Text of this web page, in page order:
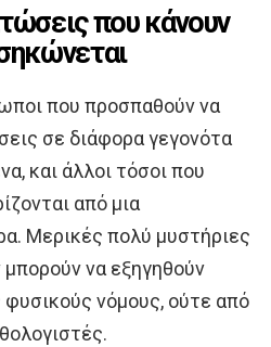
που κάνουν
που προσπαθούν να
σε διάφορα γεγονότα
και άλλοι τόσοι που
από μια
Μερικές πολύ μυστήριες
να εξηγηθούν
νόμους, ούτε από